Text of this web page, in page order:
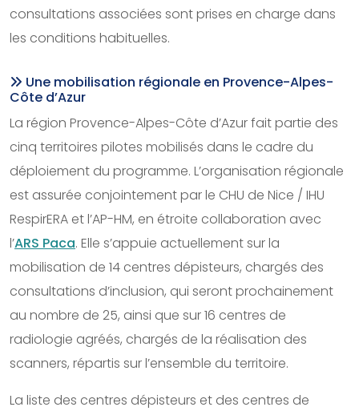
consultations associées sont prises en charge dans
les conditions habituelles.
Une mobilisation régionale en Provence-Alpes-
Côte d’Azur
La région Provence-Alpes-Côte d’Azur fait partie des
cinq territoires pilotes mobilisés dans le cadre du
déploiement du programme. L’organisation régionale
est assurée conjointement par le CHU de Nice / IHU
RespirERA et l’AP-HM, en étroite collaboration avec
l’ARS Paca. Elle s’appuie actuellement sur la
mobilisation de 14 centres dépisteurs, chargés des
consultations d’inclusion, qui seront prochainement
au nombre de 25, ainsi que sur 16 centres de
radiologie agréés, chargés de la réalisation des
scanners, répartis sur l’ensemble du territoire.
La liste des centres dépisteurs et des centres de